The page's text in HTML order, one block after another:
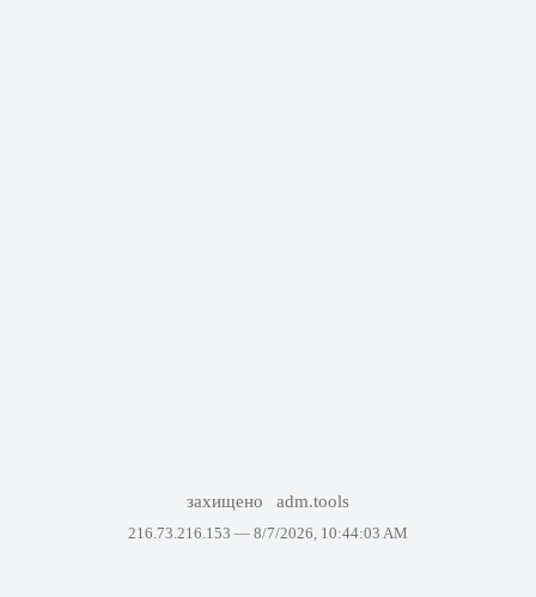
захищено adm.tools
216.73.216.153 — 8/7/2026, 10:44:03 AM